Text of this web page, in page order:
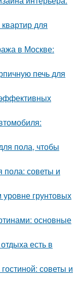
для
в Москве:
печь для
пола, чтобы
пола: советы и
уровне грунтовых
основные
есть в
советы и